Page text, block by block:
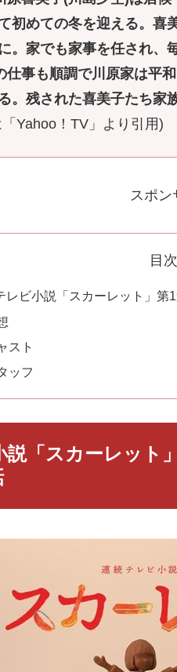
初めての冬を迎える。喜
。家でも家事を任され、
仕事も順調で川原家は平
。残された喜美子たち
Yahoo！TV」より引用)
スポン
目次
レビ小説「スカーレット」
スト
ッフ
説「スカーレット